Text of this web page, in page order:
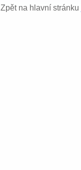
Zpět na hlavní stránku